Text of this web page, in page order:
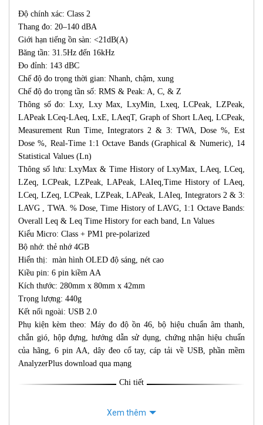
Độ chính xác: Class 2
Thang đo: 20–140 dBA
Giới hạn tiếng ồn sàn: <21dB(A)
Băng tần: 31.5Hz đến 16kHz
Đo đỉnh: 143 dBC
Chế độ đo trọng thời gian: Nhanh, chậm, xung
Chế độ đo trọng tần số: RMS & Peak: A, C, & Z
Thông số đo: Lxy, Lxy Max, LxyMin, Lxeq, LCPeak, LZPeak,
LAPeak LCeq-LAeq, LxE, LAeqT, Graph of Short LAeq, LCPeak,
Measurement Run Time, Integrators 2 & 3: TWA, Dose %, Est
Dose %, Real-Time 1:1 Octave Bands (Graphical & Numeric), 14
Statistical Values (Ln)
Thông số lưu: LxyMax & Time History of LxyMax, LAeq, LCeq,
LZeq, LCPeak, LZPeak, LAPeak, LAIeq,Time History of LAeq,
LCeq, LZeq, LCPeak, LZPeak, LAPeak, LAIeq, Integrators 2 & 3:
LAVG , TWA. % Dose, Time History of LAVG, 1:1 Octave Bands:
Overall Leq & Leq Time History for each band, Ln Values
Kiểu Micro: Class + PM1 pre-polarized
Bộ nhớ: thẻ nhớ 4GB
Hiển thị: màn hình OLED độ sáng, nét cao
Kiều pin: 6 pin kiềm AA
Kích thước: 280mm x 80mm x 42mm
Trọng lượng: 440g
Kết nối ngoài: USB 2.0
Phụ kiện kèm theo: Máy đo độ ồn 46, bộ hiệu chuẩn âm thanh,
chắn gió, hộp đựng, hướng dẫn sử dụng, chứng nhận hiệu chuẩn
của hãng, 6 pin AA, dây đeo cổ tay, cáp tải về USB, phần mềm
AnalyzerPlus download qua mạng
Chi tiết
Xem thêm